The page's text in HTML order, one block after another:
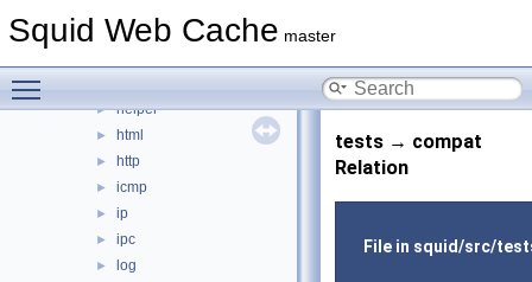
Squid Web Cache master
► format
► helper
► html
► http
► icmp
► ip
► ipc
► log
tests → compat
Relation
File in squid/src/